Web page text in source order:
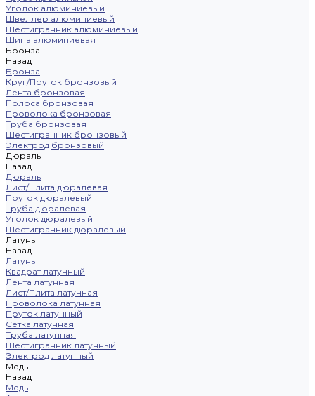
Уголок алюминиевый
Швеллер алюминиевый
Шестигранник алюминиевый
Шина алюминиевая
Бронза
Назад
Бронза
Круг/Пруток бронзовый
Лента бронзовая
Полоса бронзовая
Проволока бронзовая
Труба бронзовая
Шестигранник бронзовый
Электрод бронзовый
Дюраль
Назад
Дюраль
Лист/Плита дюралевая
Пруток дюралевый
Труба дюралевая
Уголок дюралевый
Шестигранник дюралевый
Латунь
Назад
Латунь
Квадрат латунный
Лента латунная
Лист/Плита латунная
Проволока латунная
Пруток латунный
Сетка латунная
Труба латунная
Шестигранник латунный
Электрод латунный
Медь
Назад
Медь